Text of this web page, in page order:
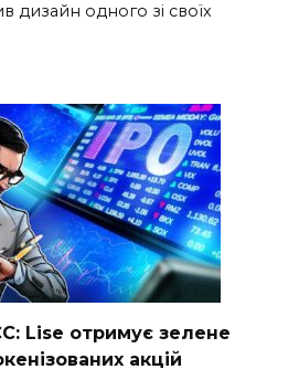
дизайн одного зі своїх
Lise отримує зелене
акцій